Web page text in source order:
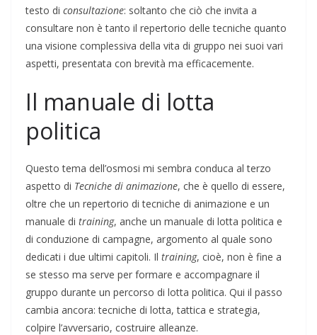
testo di consultazione: soltanto che ciò che invita a
consultare non è tanto il repertorio delle tecniche quanto
una visione complessiva della vita di gruppo nei suoi vari
aspetti, presentata con brevità ma efficacemente.
Il manuale di lotta
politica
Questo tema dell’osmosi mi sembra conduca al terzo
aspetto di Tecniche di animazione, che è quello di essere,
oltre che un repertorio di tecniche di animazione e un
manuale di training, anche un manuale di lotta politica e
di conduzione di campagne, argomento al quale sono
dedicati i due ultimi capitoli. Il training, cioè, non è fine a
se stesso ma serve per formare e accompagnare il
gruppo durante un percorso di lotta politica. Qui il passo
cambia ancora: tecniche di lotta, tattica e strategia,
colpire l’avversario, costruire alleanze.